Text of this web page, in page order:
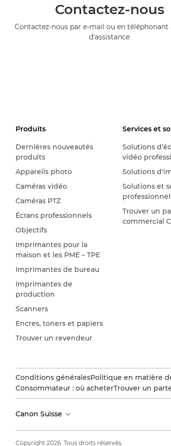
Contactez-nous
Contactez-nous par e-mail ou en téléphonant
d'assistance
Produits
Dernières nouveautés
produits
Appareils photo
Caméras vidéo
Caméras PTZ
Écrans professionnels
Objectifs
Imprimantes pour la
maison et les PME – TPE
Imprimantes de bureau
Imprimantes de
production
Scanners
Encres, toners et papiers
Trouver un revendeur
Services et
Solutions
vidéo
Solutions
Solutions et
Trouver un
commercial
Conditions généralesPolitique en matière
Consommateur : où acheterTrouver un
Canon Suisse
Copyright 2026. Tous droits réservés.